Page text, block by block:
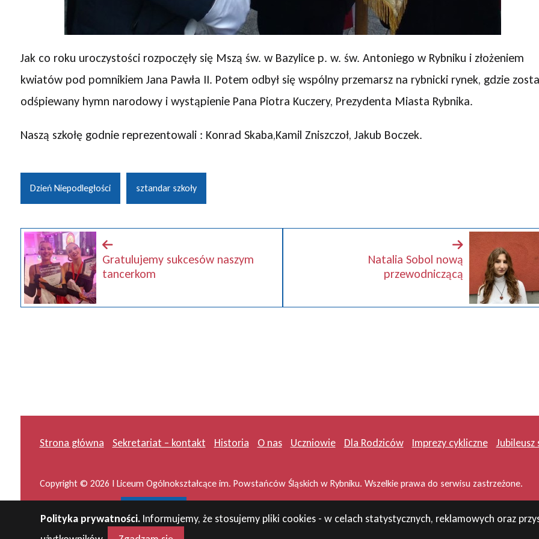
Jak co roku uroczystości rozpoczęły się Mszą św. w Bazylice p. w. św. Antoniego w Rybniku i złożeniem
kwiatów pod pomnikiem Jana Pawła II. Potem odbył się wspólny przemarsz na rybnicki rynek, gdzie
odśpiewany hymn narodowy i wystąpienie Pana Piotra Kuczery, Prezydenta Miasta Rybnika.
Naszą szkołę godnie reprezentowali : Konrad Skaba,Kamil Zniszczoł, Jakub Boczek.
Dzień Niepodległości sztandar szkoły
Gratulujemy sukcesów naszym
tancerkom
Natalia Sobol nową
przewodniczącą
Polityka prywatności. Informujemy, że stosujemy pliki cookies - w celach statystycznych, reklamowych oraz
Strona główna Sekretariat – kontakt Historia O nas Uczniowie Dla Rodziców Imprezy cykliczne Jubileusz
Copyright © 2026 I Liceum Ogólnokształcące im. Powstańców Śląskich w Rybniku. Wszelkie prawa do serwisu zastrzeżone.